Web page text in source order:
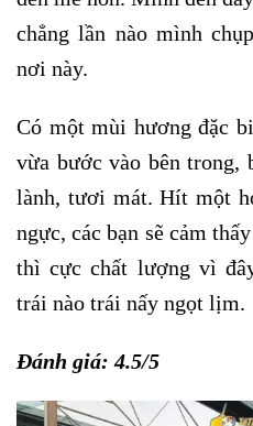
chẳng lần nào mình
nơi này.
Có một mùi hương đặc
vừa bước vào bên trong,
lành, tươi mát. Hít một
ngực, các bạn sẽ cảm
thì cực chất lượng vì
trái nào trái nấy ngọt lịm.
Đánh giá: 4.5/5